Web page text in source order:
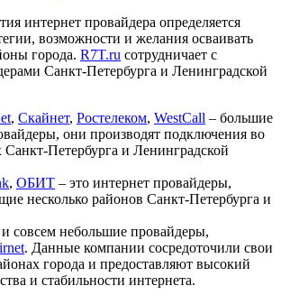
интернет провайдера определяется
возможности и желания осваивать
города. R7T.ru сотрудничает с
Санкт-Петербурга и Ленинградской
, Скайнет, Ростелеком, WestCall – большие
они производят подключения во
Санкт-Петербурга и Ленинградской
, ОБИТ – это интернет провайдеры,
несколько районов Санкт-Петербурга и
совсем небольшие провайдеры,
. Данные компании сосредоточили свои
города и предоставляют высокий
и стабильности интернета.